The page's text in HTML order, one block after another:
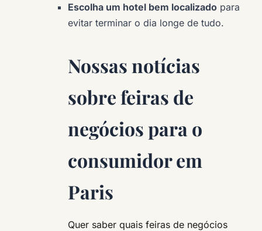
Escolha um hotel bem localizado para
evitar terminar o dia longe de tudo.
Nossas notícias
sobre feiras de
negócios para o
consumidor em
Paris
Quer saber quais feiras de negócios